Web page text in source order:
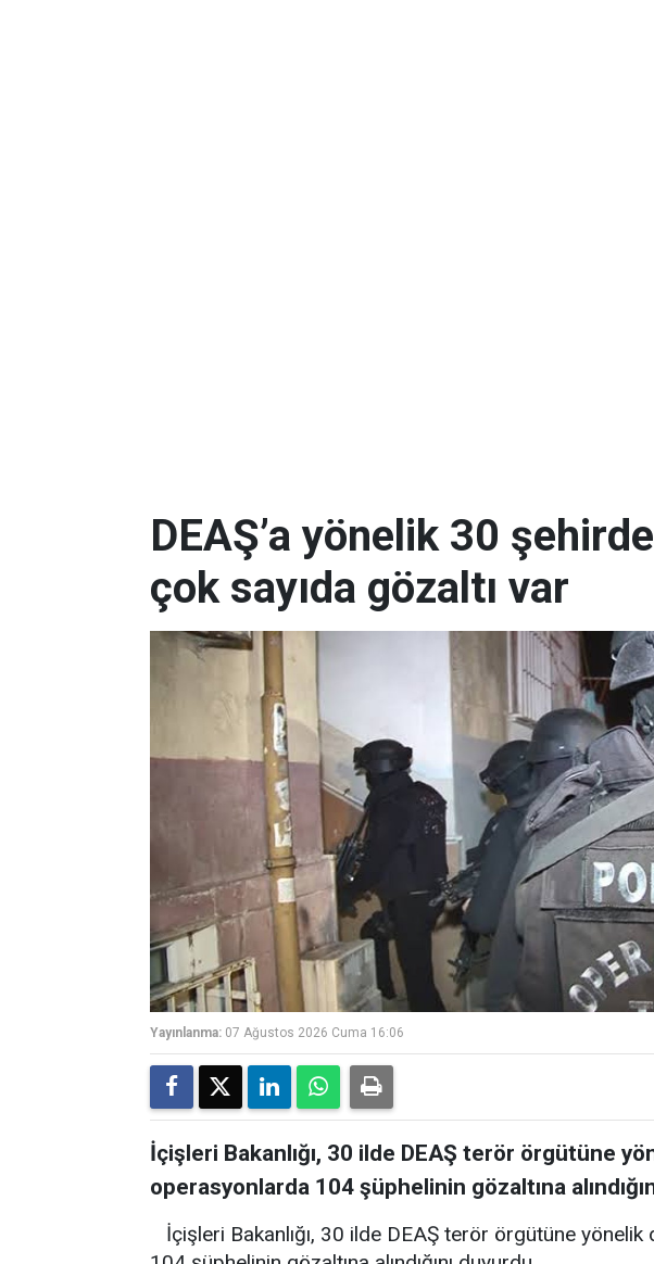
DEAŞ’a yönelik 30
çok sayıda gözaltı var
Yayınlanma: 07 Ağustos 2026 Cuma 16:06
İçişleri Bakanlığı, 30 ilde DEAŞ terör örgütüne
operasyonlarda 104 şüphelinin gözaltına
İçişleri Bakanlığı, 30 ilde DEAŞ terör örgütüne